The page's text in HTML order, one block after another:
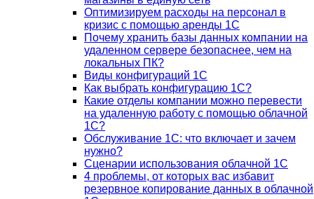
Оптимизируем расходы на персонал в
кризис с помощью аренды 1С
Почему хранить базы данных компании на
удаленном сервере безопаснее, чем на
локальных ПК?
Виды конфигураций 1С
Как выбрать конфигурацию 1С?
Какие отделы компании можно перевести
на удаленную работу с помощью облачной
1С?
Обслуживание 1С: что включает и зачем
нужно?
Сценарии использования облачной 1С
4 проблемы, от которых вас избавит
резервное копирование данных в облачной